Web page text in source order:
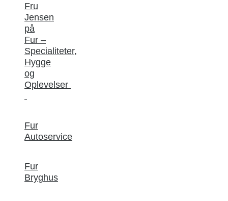
Fru
Jensen
på
Fur –
Specialiteter,
Hygge
og
Oplevelser
Fur
Autoservice
Fur
Bryghus